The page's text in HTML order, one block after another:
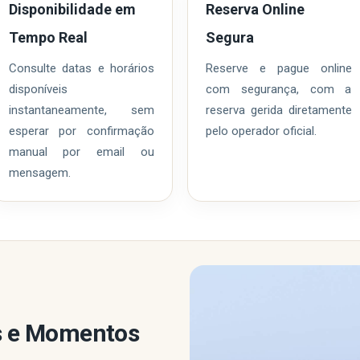
Disponibilidade em
Tempo Real
Consulte datas e horários
disponíveis
instantaneamente, sem
esperar por confirmação
manual por email ou
mensagem.
Reserva Online
Segura
Reserve e pague online
com segurança, com a
reserva gerida diretamente
pelo operador oficial.
e Momentos